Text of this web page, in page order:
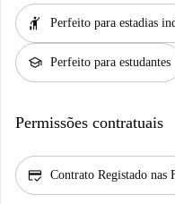
hail Perfeito para estadias
school Perfeito para estudantes
Permissões contratuais
credit_score Contrato Registado nas